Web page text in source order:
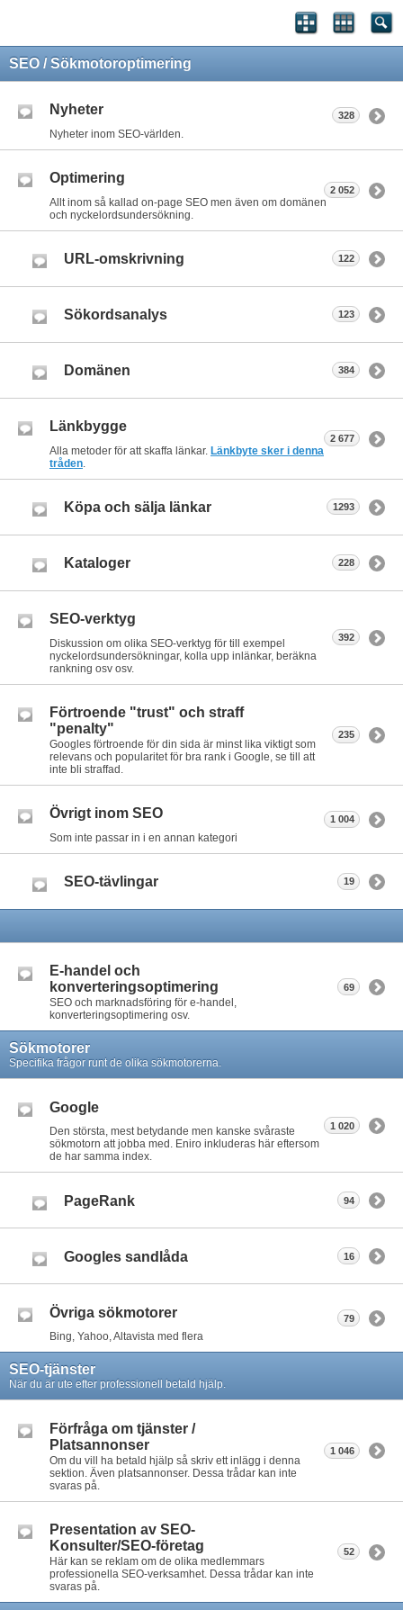
SEO / Sökmotoroptimering
Nyheter
Nyheter inom SEO-världen.
328
Optimering
Allt inom så kallad on-page SEO men även om domänen
och nyckelordsundersökning.
2 052
URL-omskrivning 122
Sökordsanalys 123
Domänen 384
Länkbygge
Alla metoder för att skaffa länkar. Länkbyte sker i denna
tråden.
2 677
Köpa och sälja länkar 1293
Kataloger 228
SEO-verktyg
Diskussion om olika SEO-verktyg för till exempel
nyckelordsundersökningar, kolla upp inlänkar, beräkna
rankning osv osv.
392
Förtroende "trust" och straff
"penalty"
Googles förtroende för din sida är minst lika viktigt som
relevans och popularitet för bra rank i Google, se till att
inte bli straffad.
235
Övrigt inom SEO
Som inte passar in i en annan kategori
1 004
SEO-tävlingar 19
E-handel och
konverteringsoptimering
SEO och marknadsföring för e-handel,
konverteringsoptimering osv.
69
Sökmotorer
Specifika frågor runt de olika sökmotorerna.
Google
Den största, mest betydande men kanske svåraste
sökmotorn att jobba med. Eniro inkluderas här eftersom
de har samma index.
1 020
PageRank 94
Googles sandlåda 16
Övriga sökmotorer
Bing, Yahoo, Altavista med flera
79
SEO-tjänster
När du är ute efter professionell betald hjälp.
Förfråga om tjänster /
Platsannonser
Om du vill ha betald hjälp så skriv ett inlägg i denna
sektion. Även platsannonser. Dessa trådar kan inte
svaras på.
1 046
Presentation av SEO-
Konsulter/SEO-företag
Här kan se reklam om de olika medlemmars
professionella SEO-verksamhet. Dessa trådar kan inte
svaras på.
52